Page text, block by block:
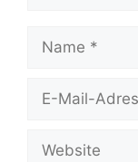
Name
Website